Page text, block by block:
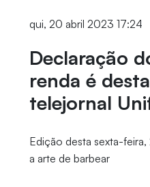
qui, 20 abril 2023 17:24
Declaração
renda é
telejornal
Edição desta sexta-
a arte de barbear